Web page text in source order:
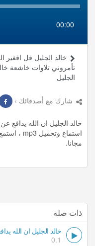
00:00
خالد الجليل قل افغير
تأمروني تلاوات خاشعة
الجليل
شارك مع أصدقائك ›
خالد الجليل ان الله يدافع
مجانا.
ذات صلة
0.1